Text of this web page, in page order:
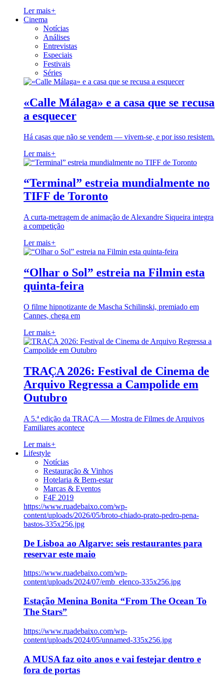
Ler mais+
Cinema
Notícias
Análises
Entrevistas
Especiais
Festivais
Séries
«Calle Málaga» e a casa que se recusa
a esquecer
Há casas que não se vendem — vivem-se, e por isso resistem.
Ler mais+
“Terminal” estreia mundialmente no
TIFF de Toronto
A curta-metragem de animação de Alexandre Siqueira integra
a competição
Ler mais+
“Olhar o Sol” estreia na Filmin esta
quinta-feira
O filme hipnotizante de Mascha Schilinski, premiado em
Cannes, chega em
Ler mais+
TRAÇA 2026: Festival de Cinema de
Arquivo Regressa a Campolide em
Outubro
A 5.ª edição da TRAÇA — Mostra de Filmes de Arquivos
Familiares acontece
Ler mais+
Lifestyle
Notícias
Restauração & Vinhos
Hotelaria & Bem-estar
Marcas & Eventos
F4F 2019
https://www.ruadebaixo.com/wp-
content/uploads/2026/05/broto-chiado-prato-pedro-pena-
bastos-335x256.jpg
De Lisboa ao Algarve: seis restaurantes para
reservar este maio
https://www.ruadebaixo.com/wp-
content/uploads/2024/07/emb_elenco-335x256.jpg
Estação Menina Bonita “From The Ocean To
The Stars”
https://www.ruadebaixo.com/wp-
content/uploads/2024/05/unnamed-335x256.jpg
A MUSA faz oito anos e vai festejar dentro e
fora de portas